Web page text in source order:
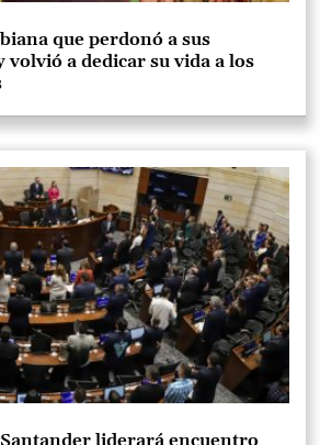
que perdonó a sus
volvió a dedicar su vida a los
liderará encuentro